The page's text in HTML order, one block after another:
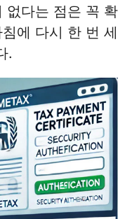
없다는 점은 꼭 확
에 다시 한 번 세
.